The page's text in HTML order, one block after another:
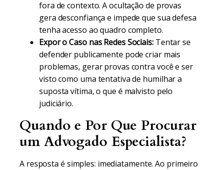
fora de contexto. A ocultação de provas
gera desconfiança e impede que sua defesa
tenha acesso ao quadro completo.
Expor o Caso nas Redes Sociais:Tentar se
defender publicamente pode criar mais
problemas, gerar provas contra você e ser
visto como uma tentativa de humilhar a
suposta vítima, o que é malvisto pelo
judiciário.
Quando e Por Que Procurar
um Advogado Especialista?
A resposta é simples: imediatamente. Ao primeiro